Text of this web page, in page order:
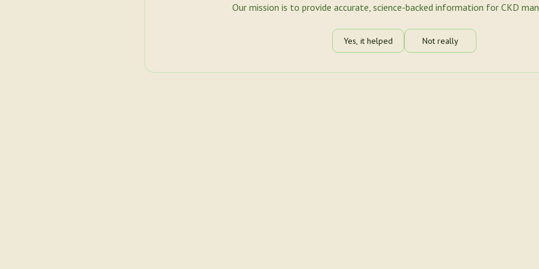
Our mission is to provide accurate, science-backed information for CKD
Yes, it helped Not really